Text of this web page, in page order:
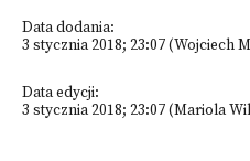
Data dodania:
3 stycznia 2018; 23:07 (Wojciech
Data edycji:
3 stycznia 2018; 23:07 (Mariola